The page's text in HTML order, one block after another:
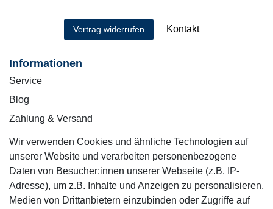
Vertrag widerrufen Kontakt
Informationen
Service
Blog
Zahlung & Versand
Sicher einkaufen
Wir verwenden Cookies und ähnliche Technologien auf
unserer Website und verarbeiten personenbezogene
Daten von Besucher:innen unserer Webseite (z.B. IP-
Adresse), um z.B. Inhalte und Anzeigen zu personalisieren,
Medien von Drittanbietern einzubinden oder Zugriffe auf